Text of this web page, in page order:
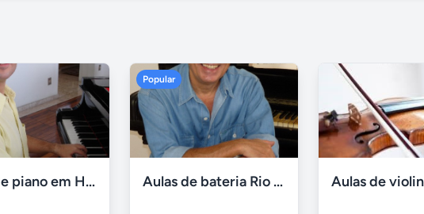
Aulas de piano em Higienópolis
Popular
Aulas de bateria Rio de Janeiro